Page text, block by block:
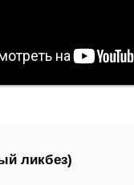
ликбез)